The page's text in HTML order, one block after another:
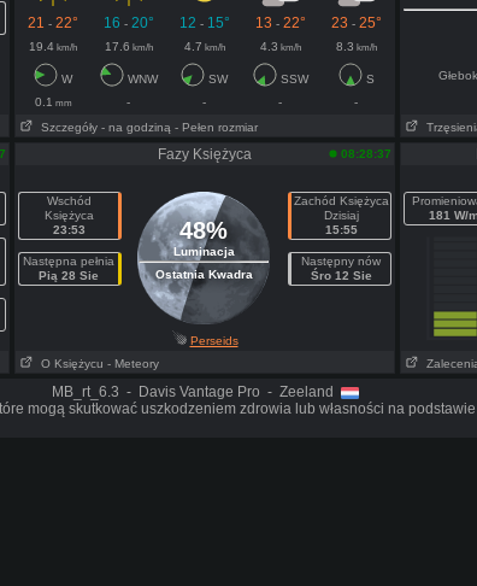
21 - 22° 16 - 20° 12 - 15° 13 - 22° 23 - 25°
19.4 km/h 17.6 km/h 4.7 km/h 4.3 km/h 8.3 km/h
W WNW SW SSW
S
0.1 mm - - -
-
Szczegóły - na godziną - Pełen rozmiar
Fazy Księżyca 08:28:37
Wschód
Księżyca
23:53
Następna pełnia
Pią 28 Sie
48%
Luminacja
Ostatnia Kwadra
Zachód Księżyca
Dzisiaj
15:55
Następny nów
Śro 12 Sie
Perseids
O Księżycu - Meteory
181 W/
MB_rt_6.3 - Davis Vantage Pro - Zeeland
mogą skutkować uszkodzeniem zdrowia lub własności na